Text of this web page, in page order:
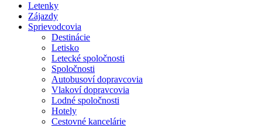
Letenky
Zájazdy
Sprievodcovia
Destinácie
Letisko
Letecké spoločnosti
Spoločnosti
Autobusoví dopravcovia
Vlakoví dopravcovia
Lodné spoločnosti
Hotely
Cestovné kancelárie